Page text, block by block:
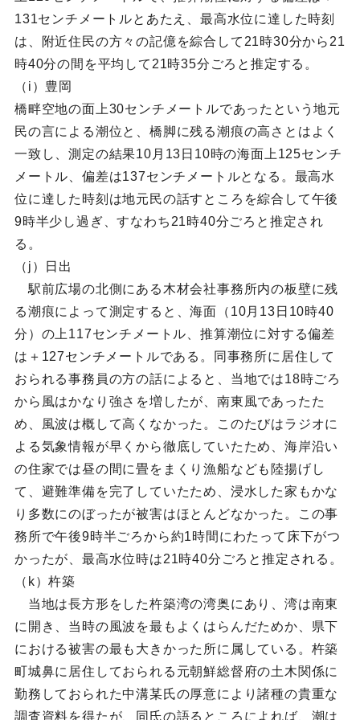
131センチメートルとあたえ、最高水位に達した時刻
は、附近住民の方々の記億を綜合して21時30分から21
時40分の間を平均して21時35分ごろと推定する。
（i）豊岡
橋畔空地の面上30センチメートルであったという地元
民の言による潮位と、橋脚に残る潮痕の高さとはよく
一致し、測定の結果10月13日10時の海面上125センチ
メートル、偏差は137センチメートルとなる。最高水
位に達した時刻は地元民の話すところを綜合して午後
9時半少し過ぎ、すなわち21時40分ごろと推定され
る。
（j）日出
駅前広場の北側にある木材会社事務所内の板壁に残
る潮痕によって測定すると、海面（10月13日10時40
分）の上117センチメートル、推算潮位に対する偏差
は＋127センチメートルである。同事務所に居住して
おられる事務員の方の話によると、当地では18時ごろ
から風はかなり強さを増したが、南東風であったた
め、風波は概して高くなかった。このたびはラジオに
よる気象情報が早くから徹底していたため、海岸沿い
の住家では昼の間に畳をまくり漁船なども陸揚げし
て、避難準備を完了していたため、浸水した家もかな
り多数にのぼったが被害はほとんどなかった。この事
務所で午後9時半ごろから約1時間にわたって床下がつ
かったが、最高水位時は21時40分ごろと推定される。
（k）杵築
当地は長方形をした杵築湾の湾奥にあり、湾は南東
に開き、当時の風波を最もよくはらんだためか、県下
における被害の最も大きかった所に属している。杵築
町城鼻に居住しておられる元朝鮮総督府の土木関係に
勤務しておられた中溝某氏の厚意により諸種の貴重な
調査資料を得たが、同氏の語るところによれば、潮は